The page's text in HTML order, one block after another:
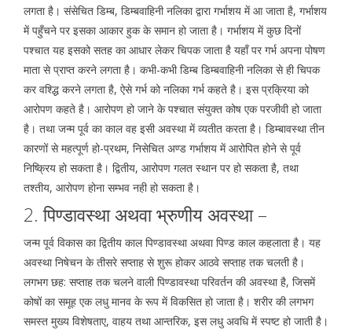
लगता है। संसेचित डिम्ब, डिम्बवाहिनी नलिका द्वारा गर्भाशय में आ जाता है, गर्भाशय
में पहुँचने पर इसका आकार हुक के समान हो जाता है। गर्भाशय में कुछ दिनों
पश्चात यह इसको सतह का आधार लेकर चिपक जाता है यहाँ पर गर्भ अपना पोषण
माता से प्राप्त करने लगता है। कभी-कभी डिम्ब डिम्बवाहिनी नलिका से ही चिपक
कर वश्द्धि करने लगता है, ऐसे गर्भ को नलिका गर्भ कहते है। इस प्रक्रिया को
आरोपण कहते है। आरोपण हो जाने के पश्चात संयुक्त कोष एक परजीवी हो जाता
है। तथा जन्म पूर्व का काल वह इसी अवस्था में व्यतीत करता है। डिम्बावस्था तीन
कारणों से महत्पूर्ण हो-प्रथम, निसेचित अण्ड गर्भाशय में आरोपित होने से पूर्व
निष्क्रिय हो सकता है। द्वितीय, आरोपण गलत स्थान पर हो सकता है, तथा
तश्तीय, आरोपण होना सम्भव नही हो सकता है।
2. पिण्डावस्था अथवा भ्रुणीय अवस्था –
जन्म पूर्व विकास का द्वितीय काल पिण्डावस्था अथवा पिण्ड काल कहलाता है। यह
अवस्था निषेचन के तीसरे सप्ताह से शुरू होकर आठवे सप्ताह तक चलती है।
लगभग छह: सप्ताह तक चलने वाली पिण्डावस्था परिवर्तन की अवस्था है, जिसमें
कोषों का समूह एक लधु मानव के रूप में विकसित हो जाता है। शरीर की लगभग
समस्त मुख्य विशेषताए, वाहय तथा आन्तरिक, इस लधु अवधि में स्पष्ट हो जाती है।